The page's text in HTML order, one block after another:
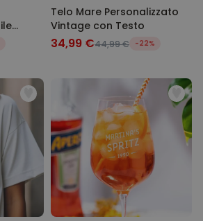
Telo Mare Personalizzato
Vintage con Testo
34,99 €44,99 € -22%